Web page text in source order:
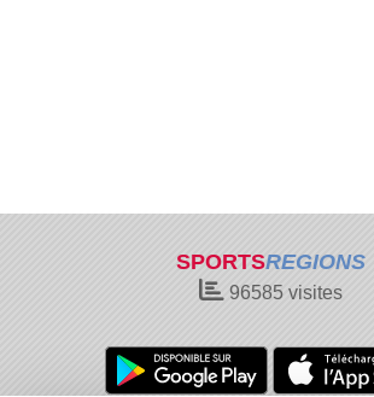
SPORTSREGIONS
96585visites